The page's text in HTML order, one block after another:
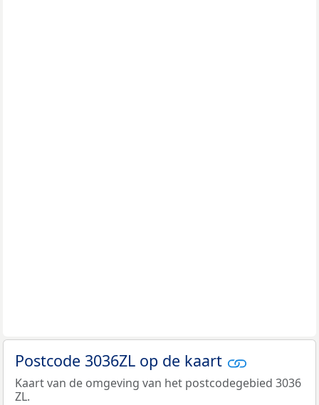
Postcode 3036ZL op de kaart
Kaart van de omgeving van het postcodegebied 3036
ZL.